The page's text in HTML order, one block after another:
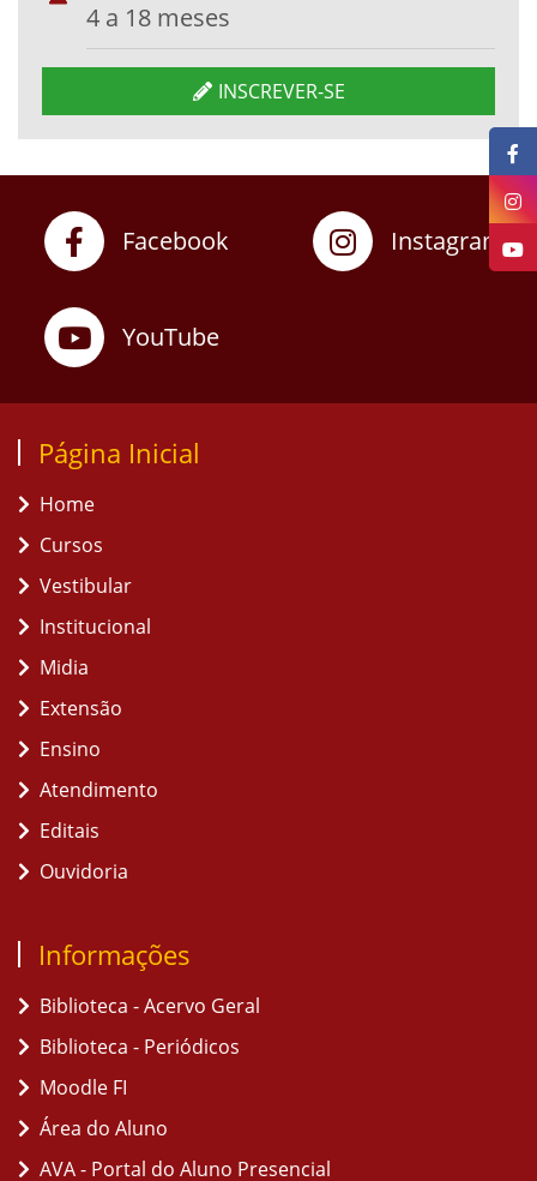
4 a 18 meses
INSCREVER-SE
Facebook Instagram
YouTube
Página Inicial
Home
Cursos
Vestibular
Institucional
Midia
Extensão
Ensino
Atendimento
Editais
Ouvidoria
Informações
Biblioteca - Acervo Geral
Biblioteca - Periódicos
Moodle FI
Área do Aluno
AVA - Portal do Aluno Presencial